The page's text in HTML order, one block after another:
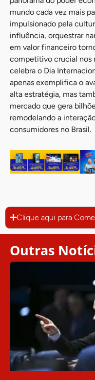
mundo cada vez mais
impulsionado pela
influência, orquestrar
em valor financeiro
competitivo crucial nos
celebra o Dia
apenas exemplifica o
alta estratégia, mas
mercado que gera
remodelando a
consumidores no Brasil.
Clique aqui para
Outras